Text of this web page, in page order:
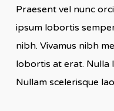
Praesent vel nunc
ipsum lobortis
nibh. Vivamus nibh
lobortis at erat. Nulla
Nullam scelerisque